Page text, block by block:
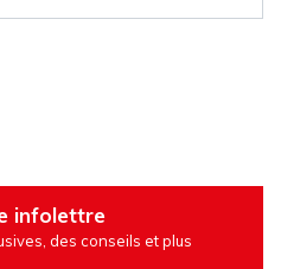
infolettre
des conseils et plus